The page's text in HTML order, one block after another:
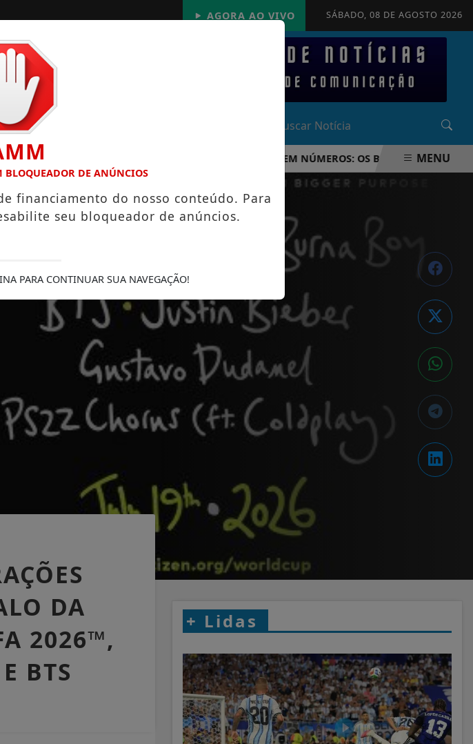
SÁBADO, 08 DE AGOSTO 2026
AGORA AO VIVO
DE 2026 COPA DO MUNDO FIFA 2026 EM NÚMEROS: OS BASTIDORES DA MAIOR
MENU
DA
2026™,
BTS
+ Lidas
BLOQUEADOR DE ANÚNCIOS
financiamento do nosso conteúdo. Para
seu bloqueador de anúncios.
PARA CONTINUAR SUA NAVEGAÇÃO!